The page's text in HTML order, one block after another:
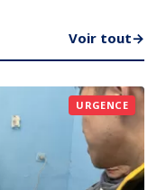
Voir tout→
URGENCE